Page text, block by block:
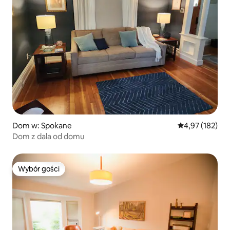
Dom w: Spokane Średnia
4,97 (182)
Dom z dala od domu
Wybór gości
Wybór gości